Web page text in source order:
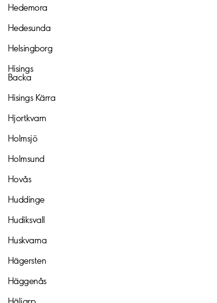
Hedemora
Hedesunda
Helsingborg
Hisings
Backa
Hisings Kärra
Hjortkvarn
Holmsjö
Holmsund
Hovås
Huddinge
Hudiksvall
Huskvarna
Hägersten
Häggenås